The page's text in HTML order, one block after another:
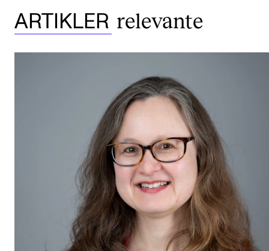
ARTIKLER relevante